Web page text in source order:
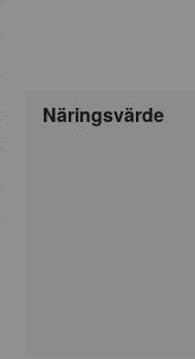
Näringsvärde